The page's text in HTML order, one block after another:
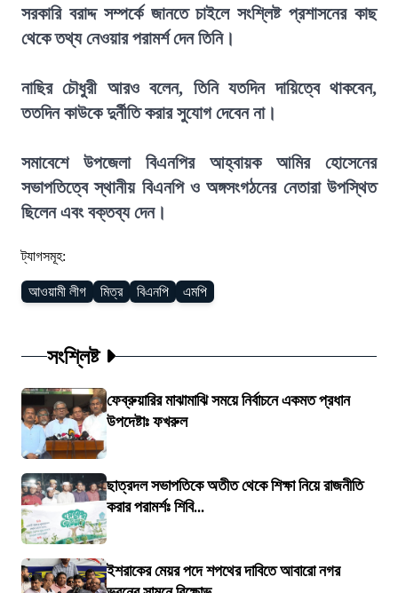
সরকারি বরাদ্দ সম্পর্কে জানতে চাইলে সংশ্লিষ্ট প্রশাসনের কাছ
থেকে তথ্য নেওয়ার পরামর্শ দেন তিনি।
নাছির চৌধুরী আরও বলেন, তিনি যতদিন দায়িত্বে থাকবেন,
ততদিন কাউকে দুর্নীতি করার সুযোগ দেবেন না।
সমাবেশে উপজেলা বিএনপির আহ্বায়ক আমির হোসেনের
সভাপতিত্বে স্থানীয় বিএনপি ও অঙ্গসংগঠনের নেতারা উপস্থিত
ছিলেন এবং বক্তব্য দেন।
ট্যাগসমূহ:
আওয়ামী লীগ মিত্র বিএনপি এমপি
সংশ্লিষ্ট
ফেব্রুয়ারির মাঝামাঝি সময়ে নির্বাচনে একমত প্রধান
উপদেষ্টাঃ ফখরুল
ছাত্রদল সভাপতিকে অতীত থেকে শিক্ষা নিয়ে রাজনীতি
করার পরামর্শঃ শিবি...
ইশরাকের মেয়র পদে শপথের দাবিতে আবারো নগর